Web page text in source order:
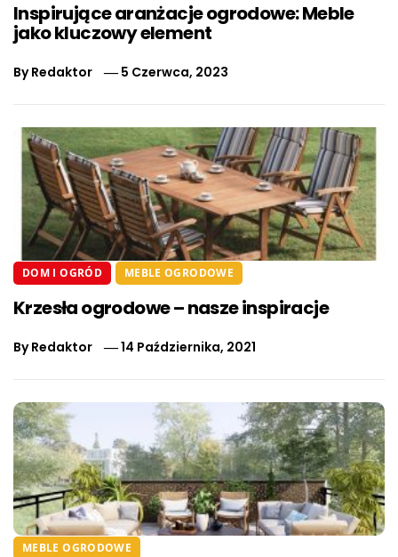
Inspirujące aranżacje ogrodowe: Meble
jako kluczowy element
ByRedaktor 5 Czerwca, 2023
DOM I OGRÓD MEBLE OGRODOWE
Krzesła ogrodowe – nasze inspiracje
ByRedaktor 14 Października, 2021
MEBLE OGRODOWE